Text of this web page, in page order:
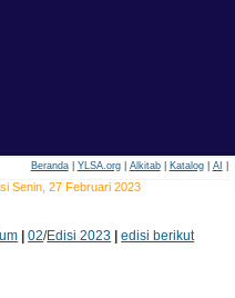
Beranda| YLSA.org| Alkitab| Katalog| AI
Senin, 27 Februari 2023
|02/Edisi 2023 |edisi berikut